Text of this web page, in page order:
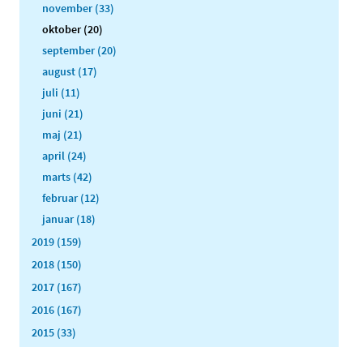
november (33)
oktober (20)
september (20)
august (17)
juli (11)
juni (21)
maj (21)
april (24)
marts (42)
februar (12)
januar (18)
2019 (159)
2018 (150)
2017 (167)
2016 (167)
2015 (33)